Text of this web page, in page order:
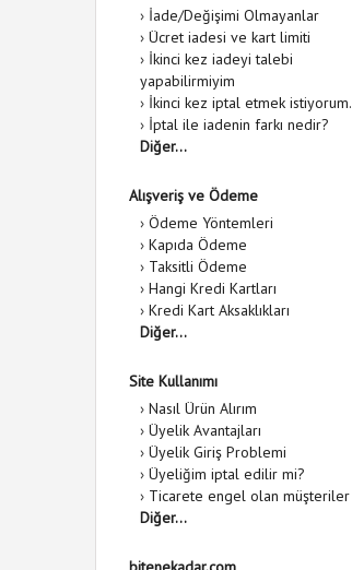
› İade/Değişimi Olmayanlar
› Ücret iadesi ve kart limiti
› İkinci kez iadeyi talebi
yapabilirmiyim
› İkinci kez iptal etmek istiyorum.
› İptal ile iadenin farkı nedir?
Diğer...
Alışveriş ve Ödeme
› Ödeme Yöntemleri
› Kapıda Ödeme
› Taksitli Ödeme
› Hangi Kredi Kartları
› Kredi Kart Aksaklıkları
Diğer...
Site Kullanımı
› Nasıl Ürün Alırım
› Üyelik Avantajları
› Üyelik Giriş Problemi
› Üyeliğim iptal edilir mi?
› Ticarete engel olan müşteriler
Diğer...